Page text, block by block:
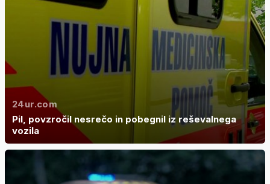
24ur.com
Pil, povzročil nesrečo in pobegnil iz reševalnega
vozila